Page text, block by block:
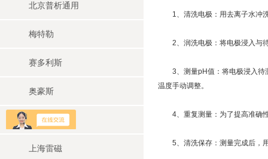
北京普析通用
梅特勒
赛多利斯
奥豪斯
上海华睿
上海雷磁
1、清洗电极：用去离子水冲洗
2、润洗电极：将电极浸入与待
3、测量pH值：将电极浸入待测
温度手动调整。
4、重复测量：为了提高准确性
5、清洗保存：测量完成后，用